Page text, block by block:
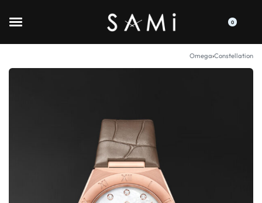
0
Omega›Constellation